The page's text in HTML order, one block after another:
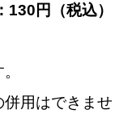
130円（税込）
用はできませ